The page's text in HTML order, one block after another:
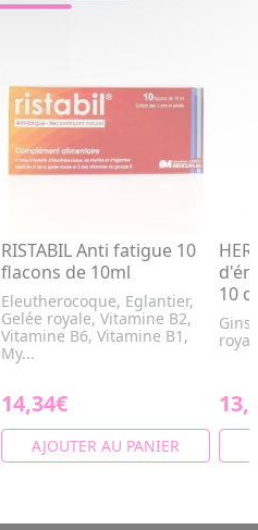
RISTABIL Anti fatigue 10
flacons de 10ml
Eleutherocoque, Eglantier,
Gelée royale, Vitamine B2,
Vitamine B6, Vitamine B1,
My...
14,34€
AJOUTER AU PANIER
10